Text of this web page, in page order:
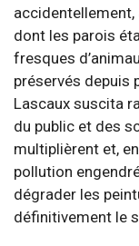
dont les parois
fresques
préservés depuis
Lascaux suscita
du public et des
multiplièrent et, en
pollution
dégrader les
définitivement le